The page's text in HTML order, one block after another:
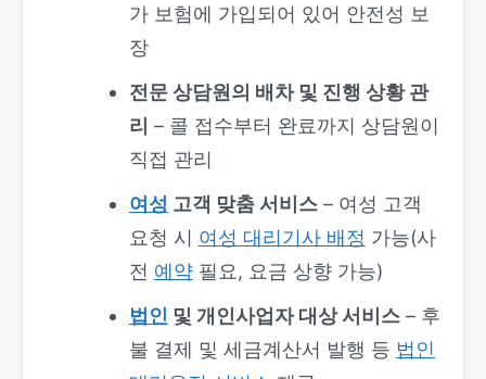
가 보험에 가입되어 있어 안전성 보
장
전문 상담원의 배차 및 진행 상황 관
리 – 콜 접수부터 완료까지 상담원이
직접 관리
여성 고객 맞춤 서비스– 여성 고객
요청 시 여성 대리기사 배정 가능(사
전 예약필요, 요금 상향 가능)
법인 및 개인사업자 대상 서비스– 후
불 결제 및 세금계산서 발행 등 법인